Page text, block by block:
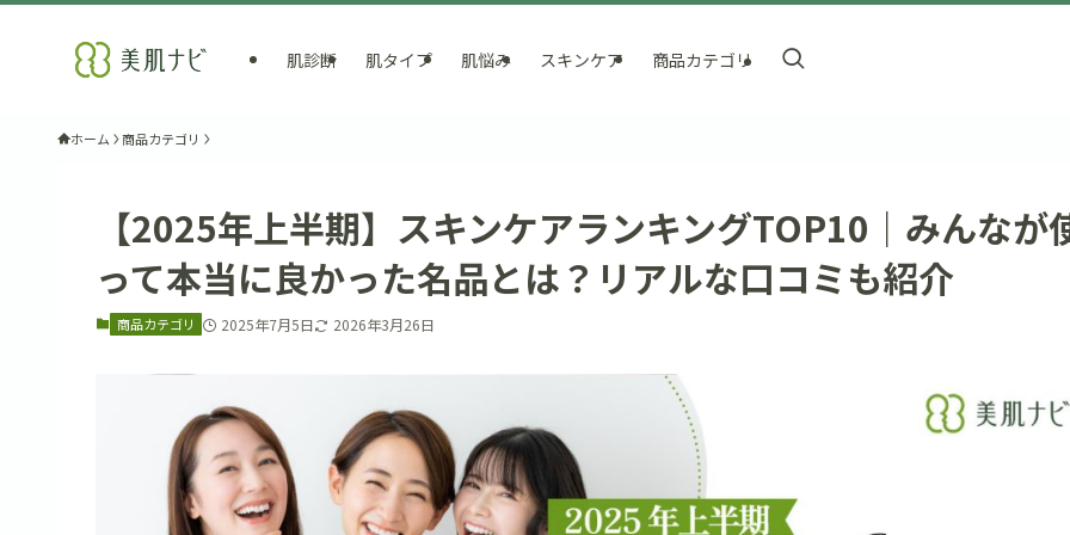
肌診断 肌タイプ 肌悩み スキンケア 商品カテゴリ
ホーム 商品カテゴリ
【2025年上半期】スキンケアランキングTOP10｜みんなが
って本当に良かった名品とは？リアルな口コミも紹介
商品カテゴリ 2025年7月5日 2026年3月26日